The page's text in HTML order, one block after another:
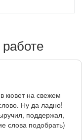
кювет на свежем
Ну да ладно!
поддержал,
слова подобрать)